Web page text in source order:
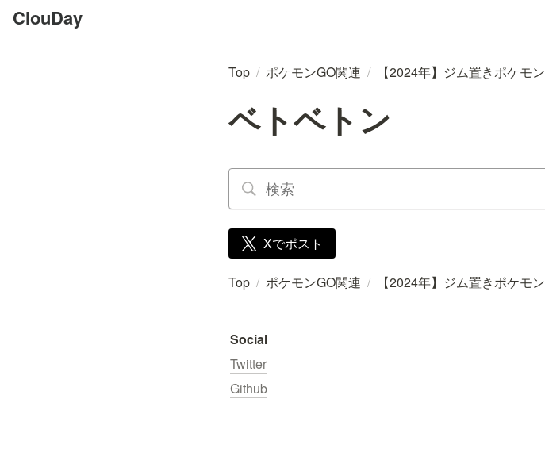
ClouDay
Top / ポケモンGO関連 / 【2024年】ジム置きポケモン
ベトベトン
Xでポスト
Top / ポケモンGO関連 / 【2024年】ジム置きポケモン
Social
Twitter
Github